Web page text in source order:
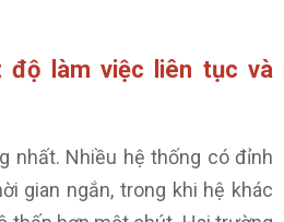
độ làm việc liên tục và
nhất. Nhiều hệ thống có đỉnh
gian ngắn, trong khi hệ khác